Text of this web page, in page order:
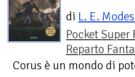
di L. E.
Pocket Super
Reparto
Corus è un mondo di